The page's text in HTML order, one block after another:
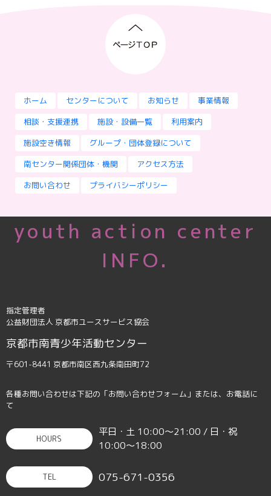
ホーム センターについて お知らせ
事業情報
相談・支援連携
施設・設備一覧
利用案内
施設空き情報
グループ・団体登録について
南センター関係団体・機関
アクセス方法
お問い合わせ
プライバシーポリシー
youth action center
INFO.
指定管理者
公益財団法人 京都市ユースサービス協会
京都市南青少年活動センター
〒601-8441 京都市南区西九条南田町72
各種お問い合わせは下記の「お問い合わせフォーム」または、お電話に
て
HOURS
平日・土 10:00〜21:00 / 日・祝
10:00〜18:00
TEL 075-671-0356